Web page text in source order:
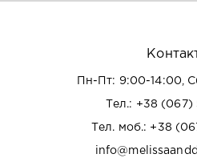
Пн-Пт: 9:00-14:00,
Тел.: +38 (067)
Тел. моб.: +38